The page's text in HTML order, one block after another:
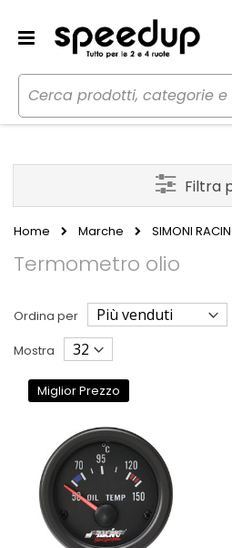
Home Marche SIMONI
Termometro olio
Ordina per
Mostra
Miglior Prezzo
Filtra